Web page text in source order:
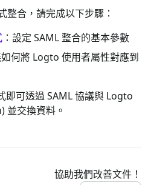
整合，請完成以下步驟：
：設定 SAML 整合的基本參數
如何將 Logto 使用者屬性對應到
即可透過 SAML 協議與 Logto
並交換資料。
協助我們改善文件！